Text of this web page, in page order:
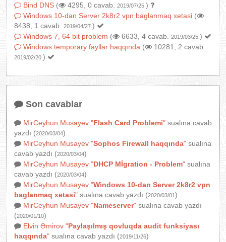
Bind DNS ( 4295, 0 cavab. 2019/07/25. )
Windows 10-dan Server 2k8r2 vpn baglanmaq xetasi (
8438, 1 cavab.
2019/04/27. )
Windows 7, 64 bit problem ( 6633, 4 cavab. 2019/03/25. )
Windows temporary fayllar haqqında ( 10281, 2 cavab.
2019/02/20. )
Son cavablar
MirCeyhun Musayev "Flash Card Problemi" sualına cavab
yazdı (2020/03/04)
MirCeyhun Musayev "Sophos Firewall haqqında" sualına
cavab yazdı (2020/03/04)
MirCeyhun Musayev "DHCP Mİgration - Problem" sualına
cavab yazdı (2020/03/04)
MirCeyhun Musayev "Windows 10-dan Server 2k8r2 vpn
baglanmaq xetasi" sualına cavab yazdı (2020/03/01)
MirCeyhun Musayev "Nameserver" sualına cavab yazdı
(2020/01/10)
Elvin Əmirov "Paylaşılmış qovluqda audit funksiyası
haqqında" sualına cavab yazdı (2019/11/26)